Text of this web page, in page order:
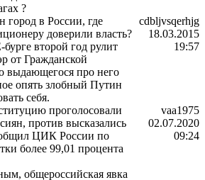
?
город в России, где
доверили власть?
второй год рулит
от Гражданской
выдающегося про него
опять злобный Путин
себя.
cdbljvsqerhjg
18.03.2015
19:57
проголосовали
против высказались
ЦИК России по
более 99,01 процента
общероссийская явка
vaa1975
02.07.2020
09:24